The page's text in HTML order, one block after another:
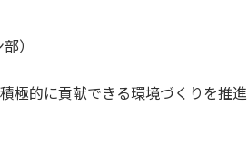
）
極的に貢献できる環境づくりを推